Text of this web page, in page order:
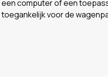
een computer of een
toegankelijk voor de